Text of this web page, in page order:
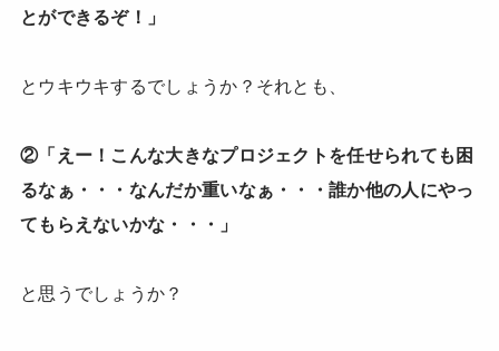
とができるぞ！」
とウキウキするでしょうか？それとも、
②「えー！こんな大きなプロジェクトを任せられても困
るなぁ・・・なんだか重いなぁ・・・誰か他の人にやっ
てもらえないかな・・・」
と思うでしょうか？